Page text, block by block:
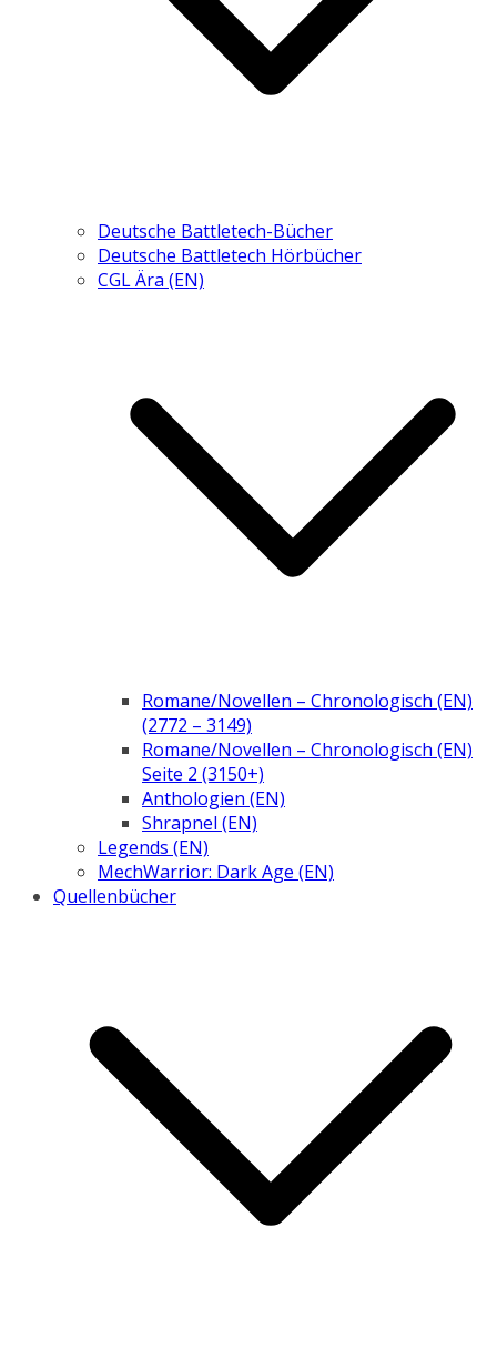
Deutsche Battletech-Bücher
Deutsche Battletech Hörbücher
CGL Ära (EN)
Romane/Novellen – Chronologisch (EN)
(2772 – 3149)
Romane/Novellen – Chronologisch (EN)
Seite 2 (3150+)
Anthologien (EN)
Shrapnel (EN)
Legends (EN)
MechWarrior: Dark Age (EN)
Quellenbücher